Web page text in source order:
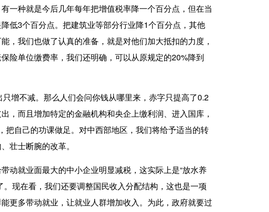
一种就是今后几年每年把增值税率降一个百分点，但在当
低3个百分点。把建筑业等部分行业降1个百分点，其他
，我们也做了认真的准备，就是对他们加大抵扣的力度，
险单位缴费率，我们还明确，可以从原规定的20%降到
增不减。那么人们会问你钱从哪里来，赤字只提高了0.2
，而且增加特定的金融机构和央企上缴利润、进入国库，
自己的功课做足。对中西部地区，我们将给予适当的转
壮士断腕的改革。
就业面最大的中小企业明显减税，这实际上是“放水养
现在看，我们还要调整国民收入分配结构，这也是一项
更多带动就业，让就业人群增加收入。为此，政府就要过